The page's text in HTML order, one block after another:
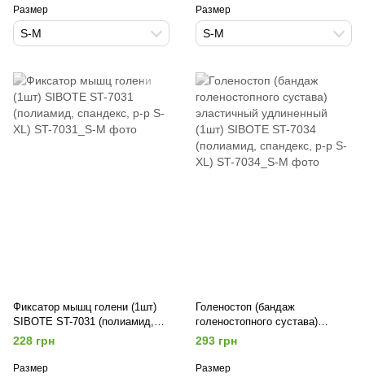
S-XL)
Размер
S-M
(Неопрен, р-р S-XL)
Размер
S-M
Фиксатор мышц голени (1шт)
SIBOTE ST-7031 (полиамид,
спандекс, р-р S-XL)
228 грн
Размер
Голеностоп (бандаж
голеностопного сустава)
эластичный удлиненный (1шт)
SIBOTE ST-7034 (полиамид,
спандекс, р-р S-XL)
293 грн
Размер